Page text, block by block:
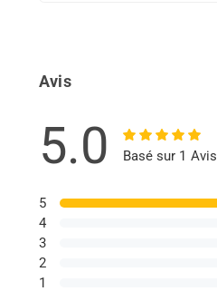
Avis
5.0 Basé sur 1 Avis
5
4
3
2
1